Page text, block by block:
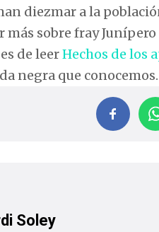
diezmar a la
más sobre fray
de leerHechos de los
negra que conocemos.
Soley